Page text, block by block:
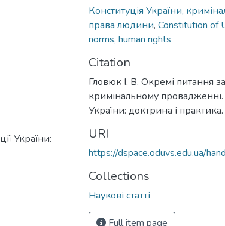
України:
Конституція України,
права людини, Constitution of
norms, human rights
Citation
Гловюк І. В. Окремі питання
кримінальному провадженні.
України: доктрина і
URI
https://dspace.oduvs.edu.ua/
Collections
Наукові статті
Full item page